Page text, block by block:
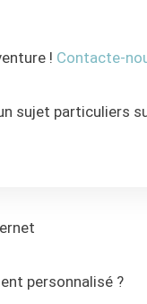
! Contacte-
sujet particuliers
personnalisé ?